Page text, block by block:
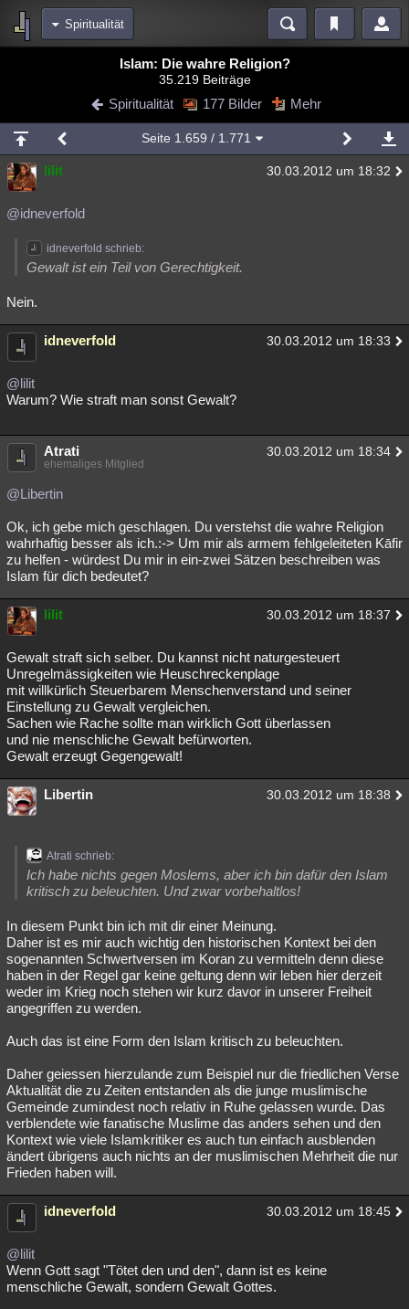
Spiritualität
Diskussionen Blogs Videos
Chat Wiki Neuigkeiten
meine Rubriken
Menschen Mystery Kriminalfälle
Spiritualität
Natur Umfragen
weitere Rubriken
Philosophie
Astronomie Helpdesk Gaming Filme
Übersichten
Lesenswert Schlüsselwörter
Islam: Die wahre Religion?
35.219 Beiträge
Spiritualität 177 Bilder Mehr
Seite 1.659 / 1.771
lilit 30.03.2012 um 18:32
@idneverfold
idneverfold schrieb:
Gewalt ist ein Teil von Gerechtigkeit.
Nein.
idneverfold 30.03.2012 um 18:33
@lilit
Warum? Wie straft man sonst Gewalt?
Atrati 30.03.2012 um 18:34
ehemaliges Mitglied
@Libertin
Ok, ich gebe mich geschlagen. Du verstehst die wahre Religion
wahrhaftig besser als ich.:-> Um mir als armem fehlgeleiteten Kāfir
zu helfen - würdest Du mir in ein-zwei Sätzen beschreiben was
Islam für dich bedeutet?
lilit 30.03.2012 um 18:37
Gewalt straft sich selber. Du kannst nicht naturgesteuert
Unregelmässigkeiten wie Heuschreckenplage
mit willkürlich Steuerbarem Menschenverstand und seiner
Einstellung zu Gewalt vergleichen.
Sachen wie Rache sollte man wirklich Gott überlassen
und nie menschliche Gewalt befürworten.
Gewalt erzeugt Gegengewalt!
Libertin 30.03.2012 um 18:38
Atrati schrieb:
Ich habe nichts gegen Moslems, aber ich bin dafür den Islam
kritisch zu beleuchten. Und zwar vorbehaltlos!
In diesem Punkt bin ich mit dir einer Meinung.
Daher ist es mir auch wichtig den historischen Kontext bei den
sogenannten Schwertversen im Koran zu vermitteln denn diese
haben in der Regel gar keine geltung denn wir leben hier derzeit
weder im Krieg noch stehen wir kurz davor in unserer Freiheit
angegriffen zu werden.
Auch das ist eine Form den Islam kritisch zu beleuchten.
Daher geiessen hierzulande zum Beispiel nur die friedlichen Verse
Aktualität die zu Zeiten entstanden als die junge muslimische
Gemeinde zumindest noch relativ in Ruhe gelassen wurde. Das
verblendete wie fanatische Muslime das anders sehen und den
Kontext wie viele Islamkritiker es auch tun einfach ausblenden
ändert übrigens auch nichts an der muslimischen Mehrheit die nur
Frieden haben will.
idneverfold 30.03.2012 um 18:45
@lilit
Wenn Gott sagt "Tötet den und den", dann ist es keine
menschliche Gewalt, sondern Gewalt Gottes.